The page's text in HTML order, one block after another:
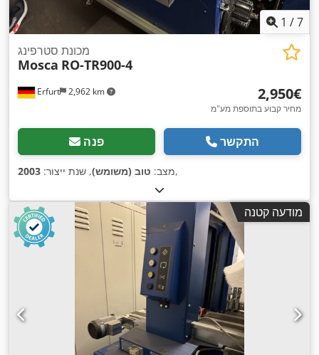
1 /7
Erfurt 2,962 km
מכונת סטרפינג
Mosca RO-TR900-4
‏2,950 ‏€
מחיר קבוע בתוספת מע"מ
פנה התקשר
מצב: טוב (משומש), שנת ייצור: 2003 ,
מודעה קטנה